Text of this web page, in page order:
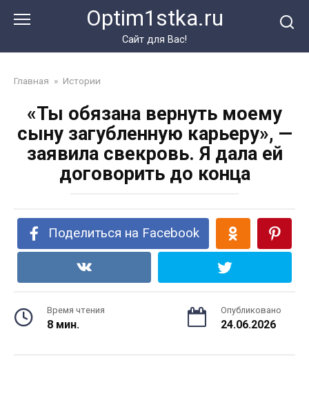
Optim1stka.ru
Сайт для Вас!
Главная » Истории
«Ты обязана вернуть моему
сыну загубленную карьеру», —
заявила свекровь. Я дала ей
договорить до конца
Поделиться на Facebook
Время чтения
8 мин.
Опубликовано
24.06.2026